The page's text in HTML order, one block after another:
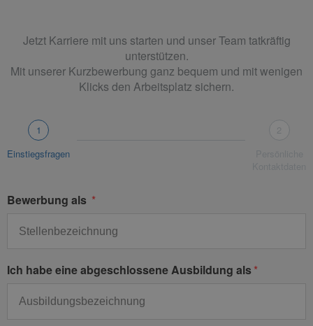
Jetzt Karriere mit uns starten und unser Team tatkräftig
unterstützen.
Mit unserer Kurzbewerbung ganz bequem und mit wenigen
Klicks den Arbeitsplatz sichern.
1
Einstiegsfragen
2
Bewerbung als
Ich habe eine abgeschlossene Ausbildung als